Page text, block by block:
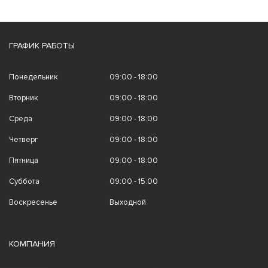
ГРАФИК РАБОТЫ
Понедельник 09:00 - 18:00
Вторник 09:00 - 18:00
Среда 09:00 - 18:00
Четверг 09:00 - 18:00
Пятница 09:00 - 18:00
Суббота 09:00 - 15:00
Воскресенье Выходной
КОМПАНИЯ